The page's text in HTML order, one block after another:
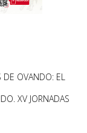
DE OVANDO: EL
XV JORNADAS